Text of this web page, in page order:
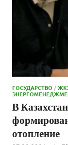
ГОСУДАРСТВО /
В
отопление